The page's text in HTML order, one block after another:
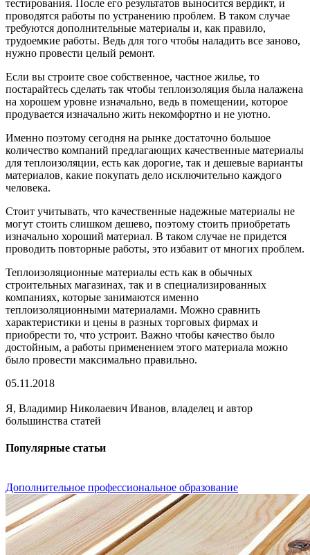
тестирования. После его результатов выносится вердикт, и
проводятся работы по устранению проблем. В таком случае
требуются дополнительные материалы и, как правило,
трудоемкие работы. Ведь для того чтобы наладить все заново,
нужно провести целый ремонт.
Если вы строите свое собственное, частное жилье, то
постарайтесь сделать так чтобы теплоизоляция была налажена
на хорошем уровне изначально, ведь в помещении, которое
продувается изначально жить некомфортно и не уютно.
Именно поэтому сегодня на рынке достаточно большое
количество компаний предлагающих качественные материалы
для теплоизоляции, есть как дорогие, так и дешевые варианты
материалов, какие покупать дело исключительно каждого
человека.
Стоит учитывать, что качественные надежные материалы не
могут стоить слишком дешево, поэтому стоить приобретать
изначально хороший материал. В таком случае не придется
проводить повторные работы, это избавит от многих проблем.
Теплоизоляционные материалы есть как в обычных
строительных магазинах, так и в специализированных
компаниях, которые занимаются именно
теплоизоляционными материалами. Можно сравнить
характеристики и цены в разных торговых фирмах и
приобрести то, что устроит. Важно чтобы качество было
достойным, а работы применением этого материала можно
было провести максимально правильно.
05.11.2018
Я, Владимир Николаевич Иванов, владелец и автор
большинства статей
Популярные статьи
Дополнительное профессиональное образование